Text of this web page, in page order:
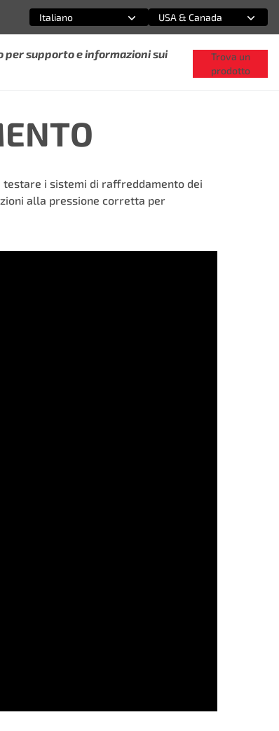
Seleziona un'opzione
Italiano
Seleziona un'opzione
USA & Canada
supporto e informazioni sui
Trova un
prodotto
i sistemi di raffreddamento dei
alla pressione corretta per